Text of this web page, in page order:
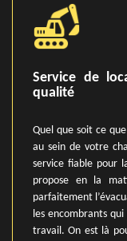
Service de
qualité
Quel que soit ce
au sein de votre
service fiable pour
propose en la
parfaitement
les encombrants
travail. On est là